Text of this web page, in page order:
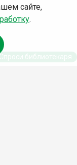
сайте,
.
библиотекаря